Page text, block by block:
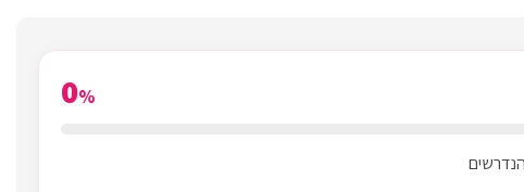
0%